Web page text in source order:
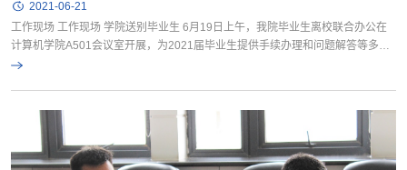
2021-06-21
工作现场 工作现场 学院送别毕业生 6月19日上午，我院毕业生离校联合办公在
计算机学院A501会议室开展，为2021届毕业生提供手续办理和问题解答等多方
面综合服务工作，学院各部门教职工、各年级专兼职辅导员和部分学...